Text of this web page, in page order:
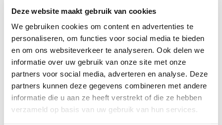
Deze website maakt gebruik van cookies
We gebruiken cookies om content en advertenties te
personaliseren, om functies voor social media te bieden
en om ons websiteverkeer te analyseren. Ook delen we
informatie over uw gebruik van onze site met onze
partners voor social media, adverteren en analyse. Deze
partners kunnen deze gegevens combineren met andere
informatie die u aan ze heeft verstrekt of die ze hebben
verzameld op basis van uw gebruik van hun services.
Hoe worden de resultaten van de keuring
met u gedeeld?
De bevindingen van de inspecteur delen we met
onze opdrachtgevers via een bouwkundig rapport.
Hierin beschrijven we uitgebreid alle zaken die zijn
geïnspecteerd, zodat u een scherp beeld krijgt van
de conditie van de betreffende woning. We
beschrijven ook welke kosten u ongeveer kunt
verwachten in de toekomst. Viadeze linkbekijkt u